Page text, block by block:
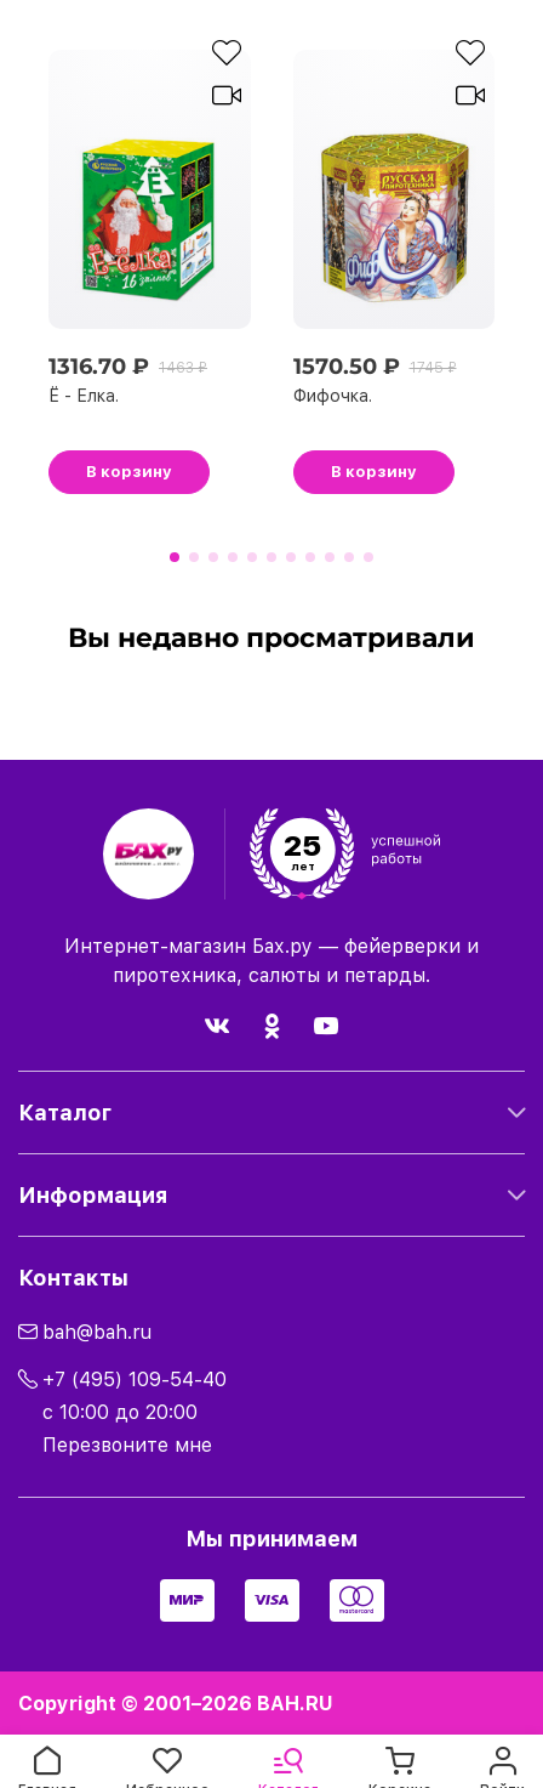
1316.70 ₽ 1463 ₽
Ё - Елка.
В корзину
1570.50 ₽ 1745 ₽
Фифочка.
В корзину
Вы недавно просматривали
25
лет
Интернет-магазин Бах.ру — фейерверки и
пиротехника, салюты и петарды.
Каталог
Информация
Контакты
bah@bah.ru
+7 (495) 109-54-40
с 10:00 до 20:00
Перезвоните мне
Мы принимаем
Copyright © 2001–2026 BAH.RU